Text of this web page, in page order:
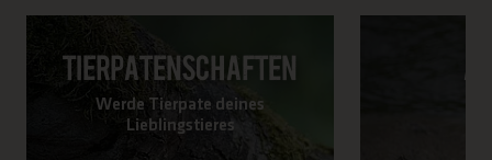
Tierpatenschaften
Werde Tierpate deines
Lieblingstieres